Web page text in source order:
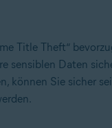
Title Theft“
sensiblen Daten
können Sie sicher